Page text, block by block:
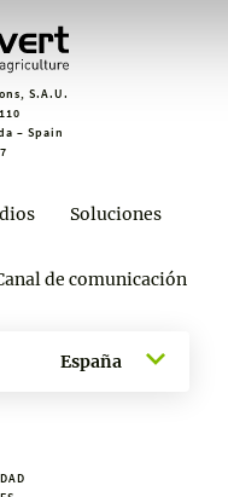
S.A.U.
– Spain
Soluciones
de comunicación
España